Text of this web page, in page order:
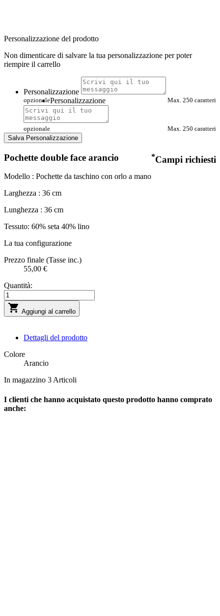
Personalizzazione del prodotto
Non dimenticare di salvare la tua personalizzazione per poter
riempire il carrello
Personalizzazione
opzionale Max. 250 caratteri
Personalizzazione
opzionale
Max. 250 caratteri
Salva Personalizzazione
Pochette double face arancio *Campi richiesti
Modello : Pochette da taschino con orlo a mano
Larghezza : 36 cm
Lunghezza : 36 cm
Tessuto: 60% seta 40% lino
La tua configurazione
Prezzo finale (Tasse inc.)
55,00 €
Quantità:
 Aggiungi al carrello
Dettagli del prodotto
Colore
Arancio
In magazzino 3 Articoli
I clienti che hanno acquistato questo prodotto hanno comprato
anche: